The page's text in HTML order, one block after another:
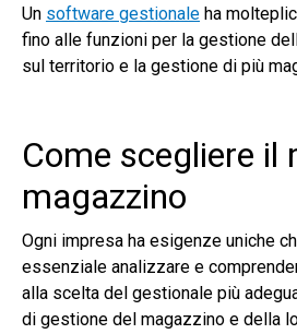
Un software gestionale ha
fino alle funzioni per la gestione
sul territorio e la gestione di più
Come scegliere il
magazzino
Ogni impresa ha esigenze uniche
essenziale analizzare e
alla scelta del gestionale più
di gestione del magazzino e della